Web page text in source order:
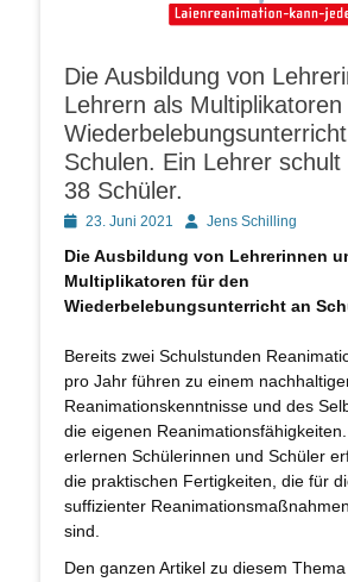
Die Ausbildung von
Lehrern als
Schulen. Ein Lehrer schult
38 Schüler.
Posted23. Juni 2021 AutorJens Schilling
Die Ausbildung von Lehrerinnen
Multiplikatoren für den
Wiederbelebungsunterricht an
Bereits zwei Schulstunden
pro Jahr führen zu einem
Reanimationskenntnisse und des
die eigenen
erlernen Schülerinnen und Schüler
die praktischen Fertigkeiten, die für
suffizienter
sind.
Den ganzen Artikel zu diesem